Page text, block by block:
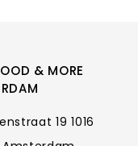
& MORE
19 1016